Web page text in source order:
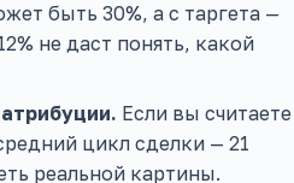
быть 30%, а с таргета —
не даст понять, какой
Если вы считаете
цикл сделки — 21
реальной картины.